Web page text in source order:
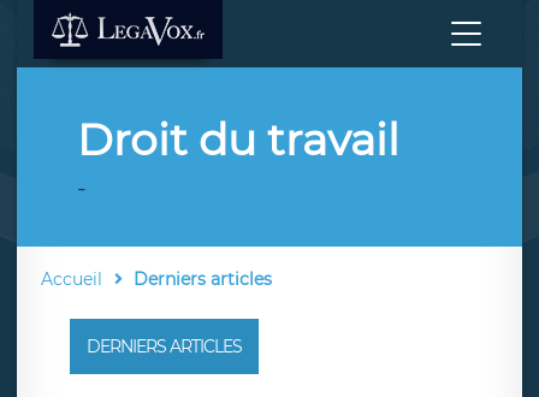
Droit du travail
-
Accueil Derniers articles
DERNIERS ARTICLES